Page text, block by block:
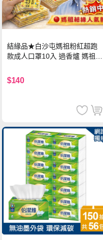
結緣品★白沙屯媽祖粉紅超跑
款成人口罩10入 過香爐 媽祖加
$140